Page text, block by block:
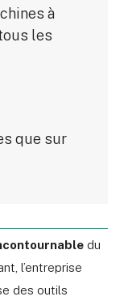
à
les
que sur
du
l’entreprise
des outils